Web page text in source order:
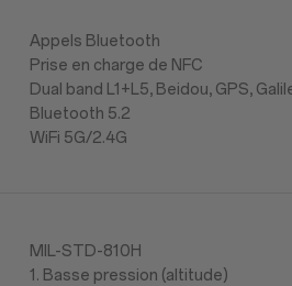
Appels Bluetooth
Prise en charge de NFC
Dual band L1+L5, Beidou, GPS,
Bluetooth 5.2
WiFi 5G/2.4G
MIL-STD-810H
1. Basse pression (altitude)